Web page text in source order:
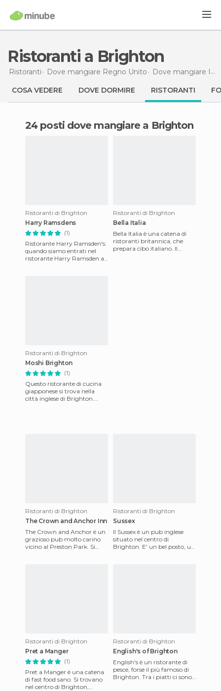
Ristoranti a Brighton
Ristoranti Dove mangiare Regno Unito Dove mangiare Inghilterra
COSA VEDERE DOVE DORMIRE RISTORANTI
24 posti dove mangiare a Brighton
Ristoranti di Brighton
Harry Ramsdens
(1)
Ristorante Harry Ramsden's:
quando siamo entrati nel
ristorante Harry Ramsden a
Ristoranti di Brighton
Bella Italia
Bella Italia è una catena di
ristoranti britannica, che
prepara cibo italiano. Il
Ristoranti di Brighton
Moshi Brighton
(1)
Questo ristorante di cucina
giapponese si trova nella
città inglese di Brighton.
Ristoranti di Brighton
The Crown and Anchor Inn
The Crown and Anchor è un
grazioso pub molto carino
vicino al Preston Park. Si
Ristoranti di Brighton
Sussex
Il Sussex è un pub inglese
situato nel centro di
Brighton. E' un bel posto, un
Ristoranti di Brighton
Pret a Manger
(1)
Pret a Manger è una catena
di fast food sano. Si trovano
nel centro di Brighton,
Ristoranti di Brighton
English's of Brighton
English's è un ristorante di
pesce, forse il più famoso di
Brighton. Tra i piatti ci sono